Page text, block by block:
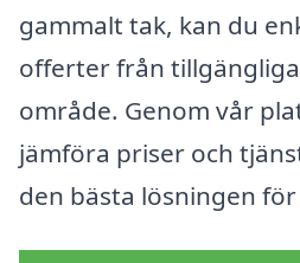
gammalt tak, kan du
offerter från
område. Genom vår
jämföra priser och
den bästa lösningen